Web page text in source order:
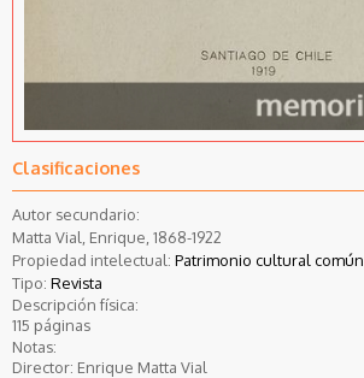
Clasificaciones
Autor secundario:
Matta Vial, Enrique, 1868-1922
Propiedad intelectual: Patrimonio cultural común
Tipo: Revista
Descripción física:
115 páginas
Notas:
Director: Enrique Matta Vial